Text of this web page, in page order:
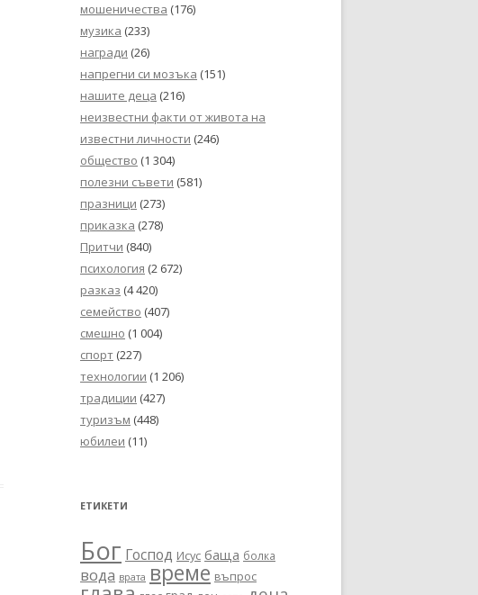
мошеничества (176)
музика (233)
награди (26)
напрегни си мозъка (151)
нашите деца (216)
неизвестни факти от живота на
известни личности (246)
общество (1 304)
полезни съвети (581)
празници (273)
приказка (278)
Притчи (840)
психология (2 672)
разказ (4 420)
семейство (407)
смешно (1 004)
спорт (227)
технологии (1 206)
традиции (427)
туризъм (448)
юбилеи (11)
ЕТИКЕТИ
Бог Господ Исус баща болка
вода врата време въпрос